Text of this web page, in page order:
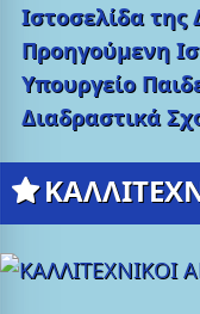
Ιστοσελίδα της
Προηγούμενη
Υπουργείο
Διαδραστικά